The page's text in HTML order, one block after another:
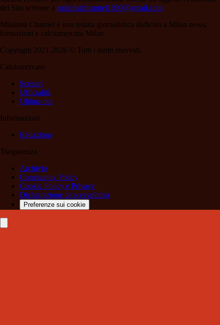
del Sito scrivere a milanistichannel1899@gmail.com
Milanisti Channel è una testata giornalistica dedicata a Milan news,
formazioni e calciomercato Milan
Copyright 2021-2026 © Tutti i diritti riservati.
Calciomercato
Scenari
Ufficialità
Ultima ora
Informazioni
Redazione
Trasparenza
Archivio
Community Policy
Cookie Policy e Privacy
Dichiarazione di accessibilità
Preferenze sui cookie